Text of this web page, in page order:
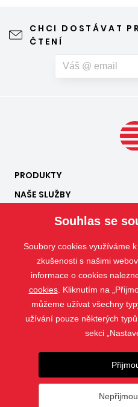
CHCI DOSTÁVAT
ČTENÍ
PRODUKTY
NAŠE SLUŽBY
KONTAKT
Souhlas se
Soubory cookies využíváme
zkušenosti s našimi
informace o cookies
cookies. Kliknutím na
můžeme užívat všechny
užívání pouze některých
sekci